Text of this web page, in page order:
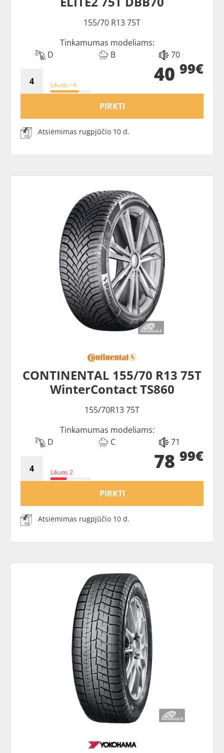
155/70 R13 75T
Tinkamumas modeliams:
D
B 70
Likutis >4 40 99€
PIRKTI
Atsiėmimas rugpjūčio 10 d.
CONTINENTAL 155/70 R13 75T
WinterContact TS860
155/70R13 75T
Tinkamumas modeliams:
D
C 71
Likutis 2 78 99€
PIRKTI
Atsiėmimas rugpjūčio 10 d.